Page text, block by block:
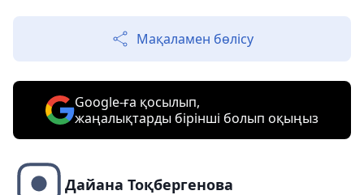
Мақаламен бөлісу
Google-ға қосылып,
жаңалықтарды бірінші болып оқыңыз
Дайана Тоқбергенова